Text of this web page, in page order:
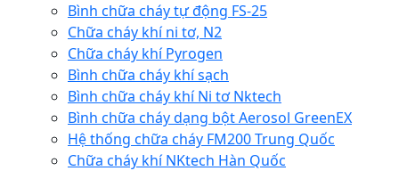
Bình chữa cháy tự động FS-25
Chữa cháy khí ni tơ, N2
Chữa cháy khí Pyrogen
Bình chữa cháy khí sạch
Bình chữa cháy khí Ni tơ Nktech
Bình chữa cháy dạng bột Aerosol GreenEX
Hệ thống chữa cháy FM200 Trung Quốc
Chữa cháy khí NKtech Hàn Quốc